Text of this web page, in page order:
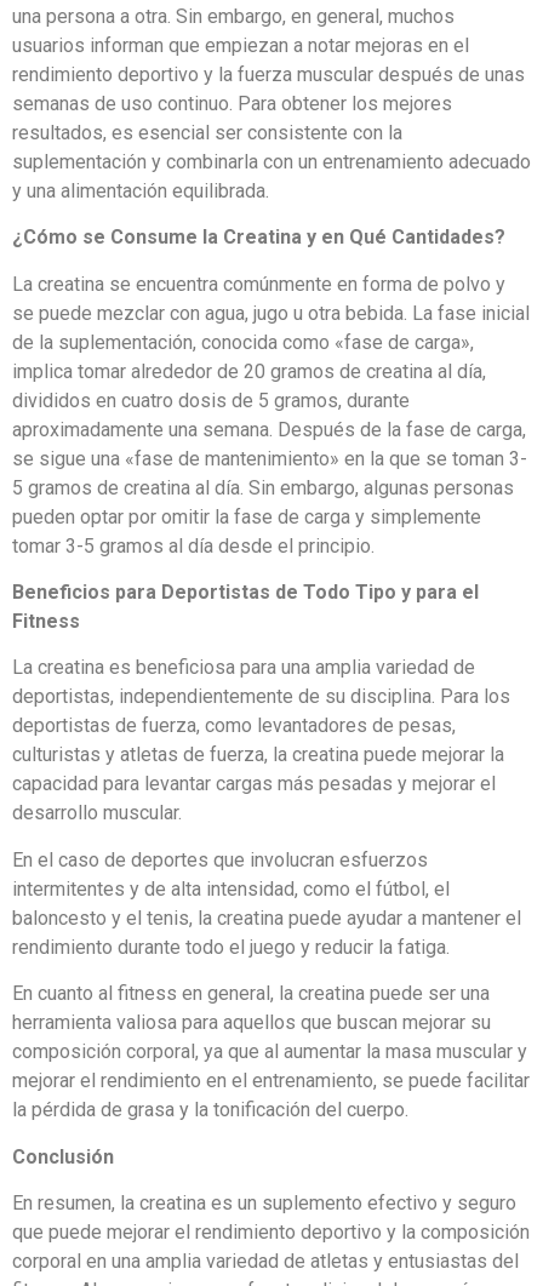
una persona a otra. Sin embargo, en general, muchos
usuarios informan que empiezan a notar mejoras en el
rendimiento deportivo y la fuerza muscular después de unas
semanas de uso continuo. Para obtener los mejores
resultados, es esencial ser consistente con la
suplementación y combinarla con un entrenamiento adecuado
y una alimentación equilibrada.
¿Cómo se Consume la Creatina y en Qué Cantidades?
La creatina se encuentra comúnmente en forma de polvo y
se puede mezclar con agua, jugo u otra bebida. La fase inicial
de la suplementación, conocida como «fase de carga»,
implica tomar alrededor de 20 gramos de creatina al día,
divididos en cuatro dosis de 5 gramos, durante
aproximadamente una semana. Después de la fase de carga,
se sigue una «fase de mantenimiento» en la que se toman 3-
5 gramos de creatina al día. Sin embargo, algunas personas
pueden optar por omitir la fase de carga y simplemente
tomar 3-5 gramos al día desde el principio.
Beneficios para Deportistas de Todo Tipo y para el
Fitness
La creatina es beneficiosa para una amplia variedad de
deportistas, independientemente de su disciplina. Para los
deportistas de fuerza, como levantadores de pesas,
culturistas y atletas de fuerza, la creatina puede mejorar la
capacidad para levantar cargas más pesadas y mejorar el
desarrollo muscular.
En el caso de deportes que involucran esfuerzos
intermitentes y de alta intensidad, como el fútbol, el
baloncesto y el tenis, la creatina puede ayudar a mantener el
rendimiento durante todo el juego y reducir la fatiga.
En cuanto al fitness en general, la creatina puede ser una
herramienta valiosa para aquellos que buscan mejorar su
composición corporal, ya que al aumentar la masa muscular y
mejorar el rendimiento en el entrenamiento, se puede facilitar
la pérdida de grasa y la tonificación del cuerpo.
Conclusión
En resumen, la creatina es un suplemento efectivo y seguro
que puede mejorar el rendimiento deportivo y la composición
corporal en una amplia variedad de atletas y entusiastas del